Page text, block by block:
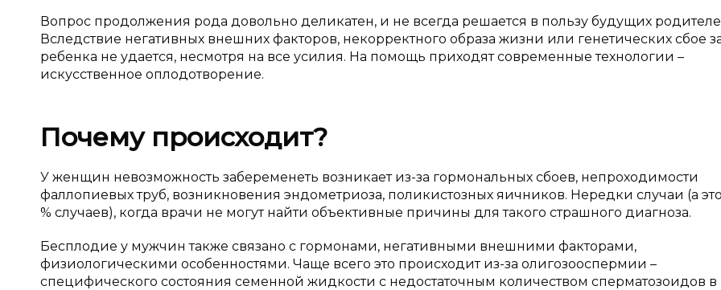
Вопрос продолжения рода довольно деликатен, и не всегда решается в пользу будущих
Вследствие негативных внешних факторов, некорректного образа жизни или генетических сбое
ребенка не удается, несмотря на все усилия. На помощь приходят современные технологии –
искусственное оплодотворение.
Почему происходит?
У женщин невозможность забеременеть возникает из-за гормональных сбоев, непроходимости
фаллопиевых труб, возникновения эндометриоза, поликистозных яичников. Нередки случаи (а
% случаев), когда врачи не могут найти объективные причины для такого страшного диагноза.
Бесплодие у мужчин также связано с гормонами, негативными внешними факторами,
физиологическими особенностями. Чаще всего это происходит из-за олигозооспермии –
специфического состояния семенной жидкости с недостаточным количеством сперматозоидов в